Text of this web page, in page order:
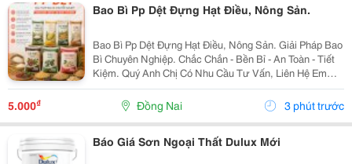
Bao Bì Pp Dệt Đựng Hạt Điều, Nông Sản.
Bao Bì Pp Dệt Đựng Hạt Điều, Nông Sản. Giải Pháp Bao
Bì Chuyên Nghiệp. Chắc Chắn - Bền Bỉ - An Toàn - Tiết
Kiệm. Quý Anh Chị Có Nhu Cầu Tư Vấn, Liên Hệ Em
Qua Số Hotline/ Zalo: 0865 489 273
5.000₫ Đồng Nai 3 phút trước
Báo Giá Sơn Ngoại Thất Dulux Mới